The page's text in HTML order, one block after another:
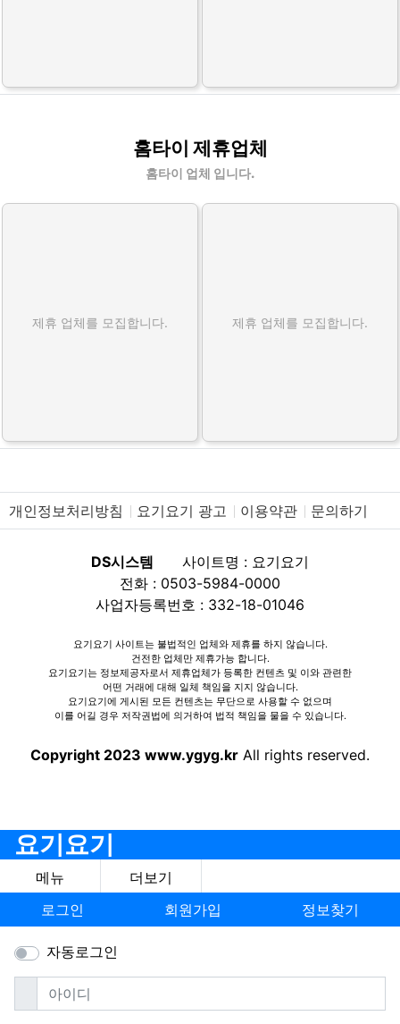
홈타이 제휴업체
홈타이 업체 입니다.
제휴 업체를 모집합니다. 제휴 업체를 모집합니다.
개인정보처리방침 요기요기 광고 이용약관 문의하기
DS시스템
사이트명 : 요기요기
전화 : 0503-5984-0000
사업자등록번호 : 332-18-01046
요기요기 사이트는 불법적인 업체와 제휴를 하지 않습니다.
건전한 업체만 제휴가능 합니다.
요기요기는 정보제공자로서 제휴업체가 등록한 컨텐츠 및 이와 관련한
어떤 거래에 대해 일체 책임을 지지 않습니다.
요기요기에 게시된 모든 컨텐츠는 무단으로 사용할 수 없으며
이를 어길 경우 저작권법에 의거하여 법적 책임을 물을 수 있습니다.
Copyright 2023 www.ygyg.kr All rights reserved.
요기요기
메뉴
더보기
로그인
회원가입 정보찾기
자동로그인
아이디필수